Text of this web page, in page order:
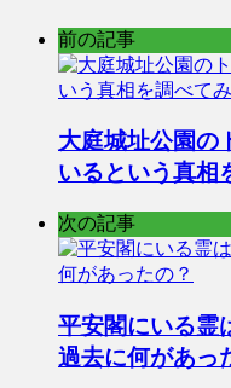
前の記事
大庭城址公園の
いるという真相
次の記事
平安閣にいる霊
過去に何があっ